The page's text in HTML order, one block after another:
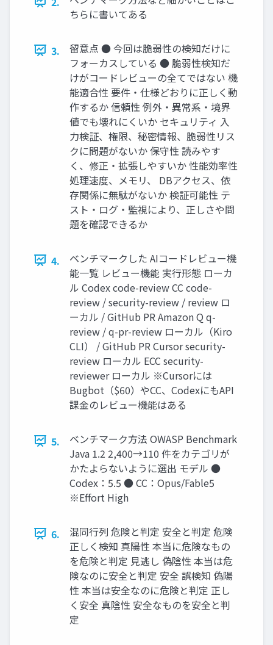
ちらに書いてある
3.
留意点 ● 今回は脆弱性の検知だけに
フォーカスしている ● 脆弱性検知だ
けがコードレビューの全てではない 機
能適合性 要件・仕様どおりに正しく動
作するか 信頼性 例外・異常系・境界
値でも壊れにくいか セキュリティ 入
力検証、権限、秘密情報、脆弱性リス
クに問題がないか 保守性 読みやす
く、修正・拡張しやすいか 性能効率性
処理速度、メモリ、 DBアクセス、依
存関係に無駄がないか 検証可能性 テ
スト・ログ・監視により、正しさや問
題を確認できるか
4.
ベンチマークした AIコードレビュー機
能一覧 レビュー機能 実行形態 ローカ
ル Codex code-review CC code-
review / security-review / review ロ
ーカル / GitHub PR Amazon Q q-
review / q-pr-review ローカル（Kiro
CLI） / GitHub PR Cursor security-
review ローカル ECC security-
reviewer ローカル ※Cursorには
Bugbot（$60）やCC、CodexにもAPI
課金のレビュー機能はある
5.
ベンチマーク方法 OWASP Benchmark
Java 1.2 2,400→110 件をカテゴリが
かたよらないように選出 モデル ●
Codex：5.5 ● CC：Opus/Fable5
※Effort High
6.
混同行列 危険と判定 安全と判定 危険
正しく検知 真陽性 本当に危険なもの
を危険と判定 見逃し 偽陰性 本当は危
険なのに安全と判定 安全 誤検知 偽陽
性 本当は安全なのに危険と判定 正し
く安全 真陰性 安全なものを安全と判
定